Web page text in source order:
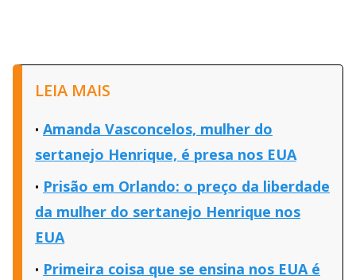
LEIA MAIS
Amanda Vasconcelos, mulher do
sertanejo Henrique, é presa nos EUA
Prisão em Orlando: o preço da liberdade
da mulher do sertanejo Henrique nos
EUA
Primeira coisa que se ensina nos EUA é